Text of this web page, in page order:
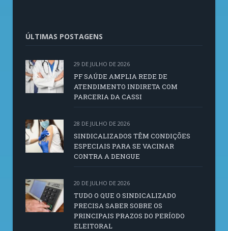
ÚLTIMAS POSTAGENS
29 DE JULHO DE 2026
PF SAÚDE AMPLIA REDE DE
ATENDIMENTO INDIRETA COM
PARCERIA DA CASSI
28 DE JULHO DE 2026
SINDICALIZADOS TÊM CONDIÇÕES
ESPECIAIS PARA SE VACINAR
CONTRA A DENGUE
20 DE JULHO DE 2026
TUDO O QUE O SINDICALIZADO
PRECISA SABER SOBRE OS
PRINCIPAIS PRAZOS DO PERÍODO
ELEITORAL